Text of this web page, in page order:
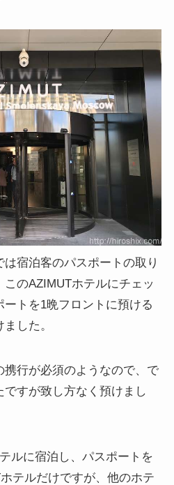
宿泊客のパスポートの取り
のAZIMUTホテルにチェッ
トを1晩フロントに預ける
した。
携行が必須のようなので、で
すが致し方なく預けまし
ルに宿泊し、パスポートを
テルだけですが、他のホテ